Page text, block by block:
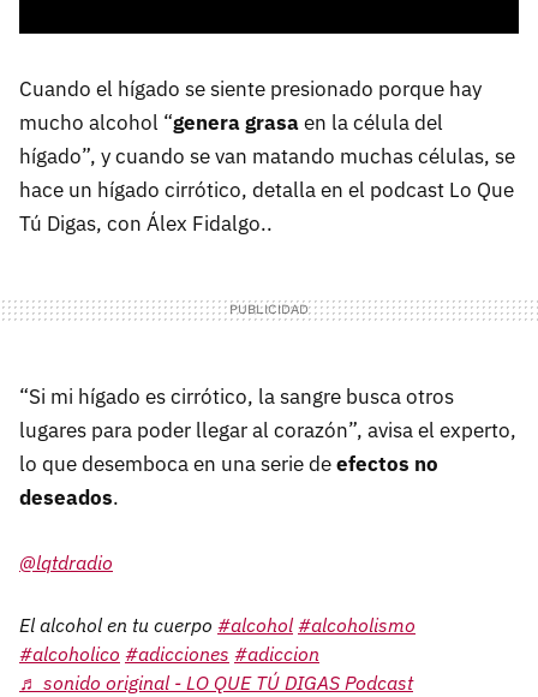
Cuando el hígado se siente presionado porque hay
mucho alcohol “genera grasaen la célula del
hígado”, y cuando se van matando muchas células, se
hace un hígado cirrótico, detalla en el podcast Lo Que
Tú Digas, con Álex Fidalgo..
“Si mi hígado es cirrótico, la sangre busca otros
lugares para poder llegar al corazón”, avisa el experto,
lo que desemboca en una serie deefectos no
deseados.
@lqtdradio
El alcohol en tu cuerpo #alcohol #alcoholismo
#alcoholico #adicciones #adiccion
♬ sonido original - LO QUE TÚ DIGAS Podcast